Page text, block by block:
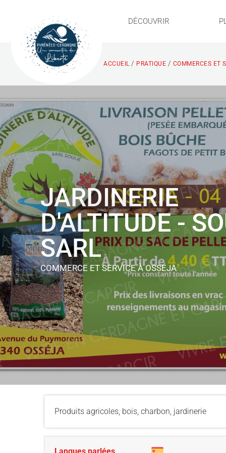
DÉCOUVRIR
ACCUEIL / PRATIQUE / COMMERCES ET
JARDINERIE
D'ALTITUDE -
SARL
COMMERCE ET SERVICEÀ OSSÉJA
Produits agricoles, bois, charbon, jardinerie